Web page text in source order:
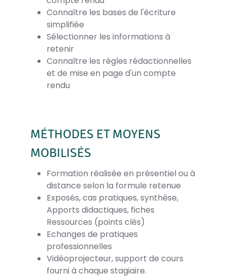
Connaître les bases de l'écriture
simplifiée
Sélectionner les informations à
retenir
Connaître les règles rédactionnelles
et de mise en page d'un compte
rendu
MÉTHODES ET MOYENS
MOBILISÉS
Formation réalisée en présentiel ou à
distance selon la formule retenue
Exposés, cas pratiques, synthèse,
Apports didactiques, fiches
Ressources (points clés)
Echanges de pratiques
professionnelles
Vidéoprojecteur, support de cours
fourni à chaque stagiaire.